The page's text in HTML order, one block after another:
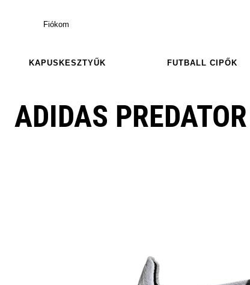
Fiókom
KAPUSKESZTYŰK FUTBALL CIPŐK
ADIDAS